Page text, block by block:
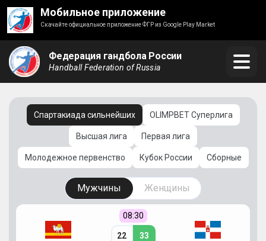
Мобильное приложение
Скачайте официальное приложение ФГР из Google Play Market
Федерация гандбола России
Handball Federation of Russia
Спартакиада сильнейших OLIMPBET Суперлига
Высшая лига Первая лига
Молодежное первенство Кубок России Сборные
Мужчины Женщины
08:30
22 33